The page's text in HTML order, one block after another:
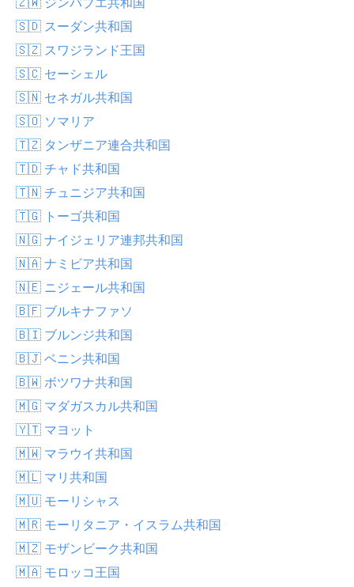
🇸🇩 スーダン共和国
🇸🇿 スワジランド王国
🇸🇨 セーシェル
🇸🇳 セネガル共和国
🇸🇴 ソマリア
🇹🇿 タンザニア連合共和国
🇹🇩 チャド共和国
🇹🇳 チュニジア共和国
🇹🇬 トーゴ共和国
🇳🇬 ナイジェリア連邦共和国
🇳🇦 ナミビア共和国
🇳🇪 ニジェール共和国
🇧🇫 ブルキナファソ
🇧🇮 ブルンジ共和国
🇧🇯 ベニン共和国
🇧🇼 ボツワナ共和国
🇲🇬 マダガスカル共和国
🇾🇹 マヨット
🇲🇼 マラウイ共和国
🇲🇱 マリ共和国
🇲🇺 モーリシャス
🇲🇷 モーリタニア・イスラム共和国
🇲🇿 モザンビーク共和国
🇲🇦 モロッコ王国